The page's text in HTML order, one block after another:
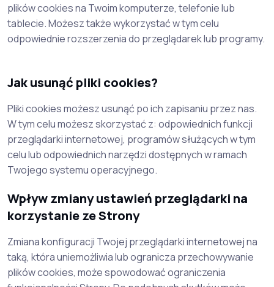
plików cookies na Twoim komputerze, telefonie lub
tablecie. Możesz także wykorzystać w tym celu
odpowiednie rozszerzenia do przeglądarek lub programy.
Jak usunąć pliki cookies?
Pliki cookies możesz usunąć po ich zapisaniu przez nas.
W tym celu możesz skorzystać z: odpowiednich funkcji
przeglądarki internetowej, programów służących w tym
celu lub odpowiednich narzędzi dostępnych w ramach
Twojego systemu operacyjnego.
Wpływ zmiany ustawień przeglądarki na
korzystanie ze Strony
Zmiana konfiguracji Twojej przeglądarki internetowej na
taką, która uniemożliwia lub ogranicza przechowywanie
plików cookies, może spowodować ograniczenia